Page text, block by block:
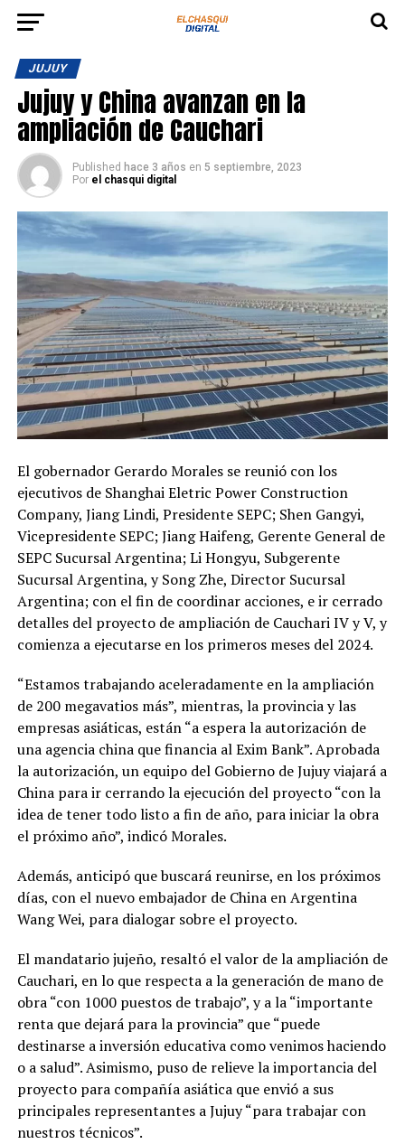
JUJUY
Jujuy y China avanzan en la
ampliación de Cauchari
Published hace 3 años en 5 septiembre, 2023
Por el chasqui digital
El gobernador Gerardo Morales se reunió con los
ejecutivos de Shanghai Eletric Power Construction
Company, Jiang Lindi, Presidente SEPC; Shen Gangyi,
Vicepresidente SEPC; Jiang Haifeng, Gerente General de
SEPC Sucursal Argentina; Li Hongyu, Subgerente
Sucursal Argentina, y Song Zhe, Director Sucursal
Argentina; con el fin de coordinar acciones, e ir cerrado
detalles del proyecto de ampliación de Cauchari IV y V, y
comienza a ejecutarse en los primeros meses del 2024.
“Estamos trabajando aceleradamente en la ampliación
de 200 megavatios más”, mientras, la provincia y las
empresas asiáticas, están “a espera la autorización de
una agencia china que financia al Exim Bank”. Aprobada
la autorización, un equipo del Gobierno de Jujuy viajará a
China para ir cerrando la ejecución del proyecto “con la
idea de tener todo listo a fin de año, para iniciar la obra
el próximo año”, indicó Morales.
Además, anticipó que buscará reunirse, en los próximos
días, con el nuevo embajador de China en Argentina
Wang Wei, para dialogar sobre el proyecto.
El mandatario jujeño, resaltó el valor de la ampliación de
Cauchari, en lo que respecta a la generación de mano de
obra “con 1000 puestos de trabajo”, y a la “importante
renta que dejará para la provincia” que “puede
destinarse a inversión educativa como venimos haciendo
o a salud”. Asimismo, puso de relieve la importancia del
proyecto para compañía asiática que envió a sus
principales representantes a Jujuy “para trabajar con
nuestros técnicos”.